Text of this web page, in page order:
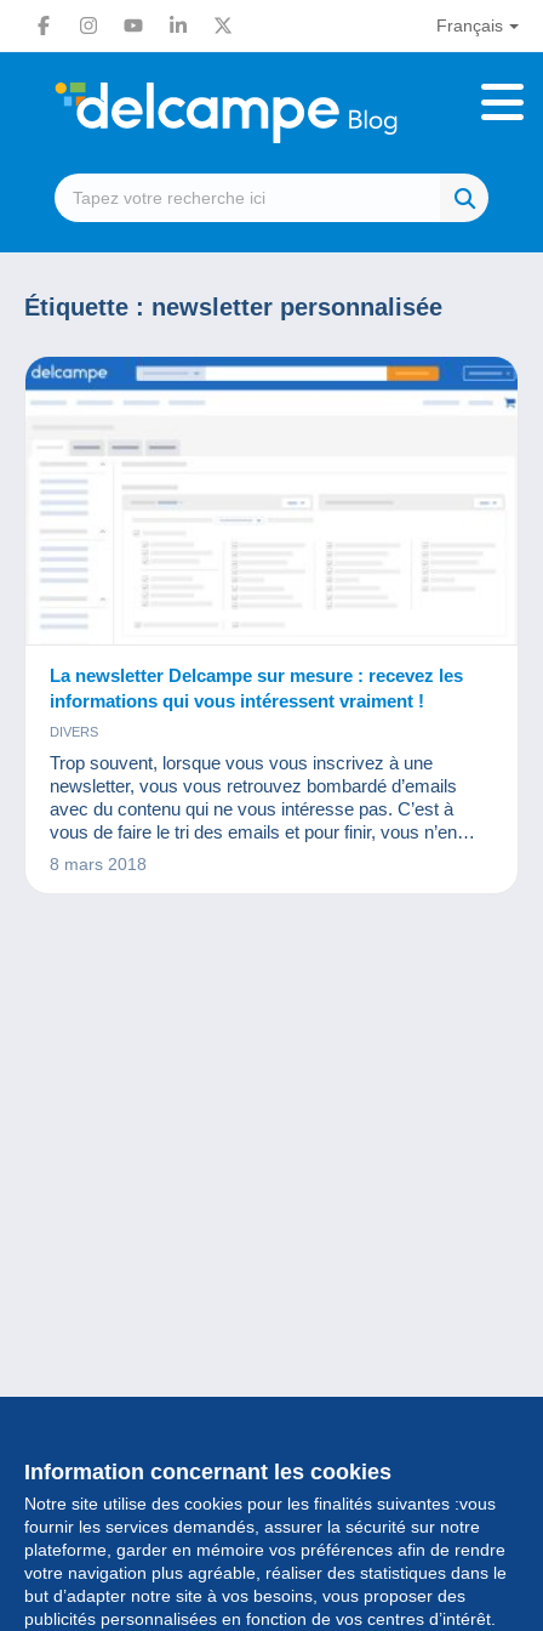
Français
Étiquette : newsletter personnalisée
La newsletter Delcampe sur mesure : recevez les
informations qui vous intéressent vraiment !
DIVERS
Trop souvent, lorsque vous vous inscrivez à une
newsletter, vous vous retrouvez bombardé d’emails
avec du contenu qui ne vous intéresse pas. C’est à
vous de faire le tri des emails et pour finir, vous n’en
ouvrez plus un seul… Et vous ratez des informations
8 mars 2018
Information concernant les cookies
Notre site utilise des cookies pour les finalités suivantes :vous
fournir les services demandés, assurer la sécurité sur notre
plateforme, garder en mémoire vos préférences afin de rendre
votre navigation plus agréable, réaliser des statistiques dans le
but d’adapter notre site à vos besoins, vous proposer des
publicités personnalisées en fonction de vos centres d’intérêt.
Collection